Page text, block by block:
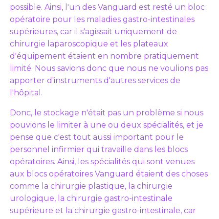
possible. Ainsi, l'un des Vanguard est resté un bloc
opératoire pour les maladies gastro-intestinales
supérieures, car il s'agissait uniquement de
chirurgie laparoscopique et les plateaux
d'équipement étaient en nombre pratiquement
limité. Nous savions donc que nous ne voulions pas
apporter d'instruments d'autres services de
l'hôpital.
Donc, le stockage n'était pas un problème si nous
pouvions le limiter à une ou deux spécialités, et je
pense que c'est tout aussi important pour le
personnel infirmier qui travaille dans les blocs
opératoires. Ainsi, les spécialités qui sont venues
aux blocs opératoires Vanguard étaient des choses
comme la chirurgie plastique, la chirurgie
urologique, la chirurgie gastro-intestinale
supérieure et la chirurgie gastro-intestinale, car